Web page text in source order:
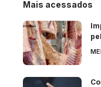
Mais acessados